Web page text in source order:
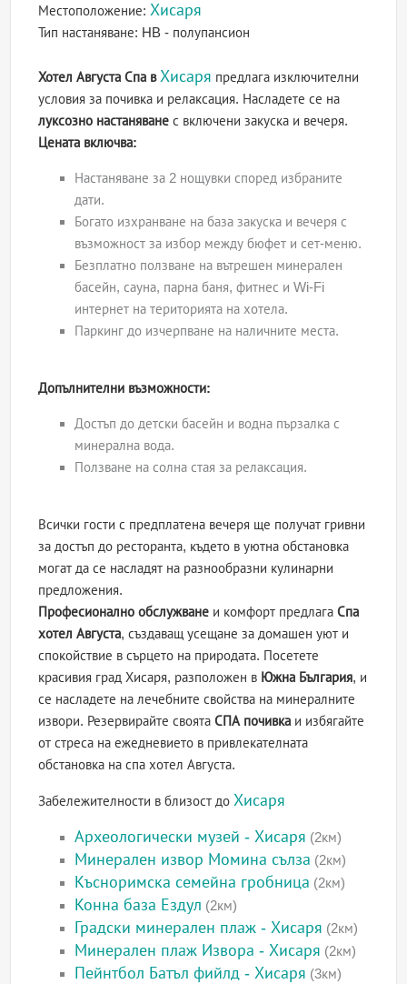
Местоположение: Хисаря
Тип настаняване: HB - полупансион
Хотел Августа Спа вХисаря предлага изключителни
условия за почивка и релаксация. Насладете се на
луксозно настаняване с включени закуска и вечеря.
Цената включва:
Настаняване за 2 нощувки според избраните
дати.
Богато изхранване на база закуска и вечеря с
възможност за избор между бюфет и сет-меню.
Безплатно ползване на вътрешен минерален
басейн, сауна, парна баня, фитнес и Wi-Fi
интернет на територията на хотела.
Паркинг до изчерпване на наличните места.
Допълнителни възможности:
Достъп до детски басейн и водна пързалка с
минерална вода.
Ползване на солна стая за релаксация.
Всички гости с предплатена вечеря ще получат гривни
за достъп до ресторанта, където в уютна обстановка
могат да се насладят на разнообразни кулинарни
предложения.
Професионално обслужване и комфорт предлагаСпа
хотел Августа, създаващ усещане за домашен уют и
спокойствие в сърцето на природата. Посетете
красивия град Хисаря, разположен в Южна България, и
се насладете на лечебните свойства на минералните
извори. Резервирайте своятаСПА почивка и избягайте
от стреса на ежедневието в привлекателната
обстановка на спа хотел Августа.
Забележителности в близост до Хисаря
Археологически музей - Хисаря (2км)
Минерален извор Момина сълза (2км)
Късноримска семейна гробница (2км)
Конна база Ездул (2км)
Градски минерален плаж - Хисаря (2км)
Минерален плаж Извора - Хисаря (2км)
Пейнтбол Батъл фийлд - Хисаря (3км)